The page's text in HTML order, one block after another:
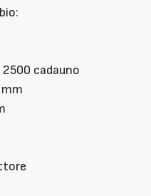
cadauno